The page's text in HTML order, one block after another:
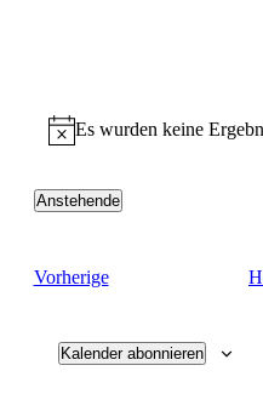
Hinweis
Es wurden keine
Anstehende
VorherigeVeranstaltungen
Kalender abonnieren